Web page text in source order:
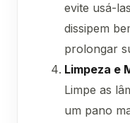
evite usá-
dissipem
prolongar
Limpeza e
Limpe as
um pano